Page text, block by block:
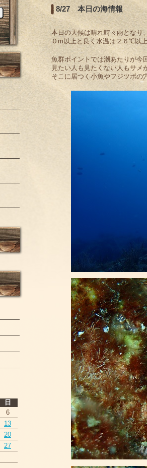
8/27 本日の海情報
本日の天候は晴れ時々雨となり
０m以上と良く水温は２６℃以
魚群ポイントでは潮あたりが今
見たい人も見たくない人もサメ
そこに居つく小魚やフジツボの
日
6
13
20
27